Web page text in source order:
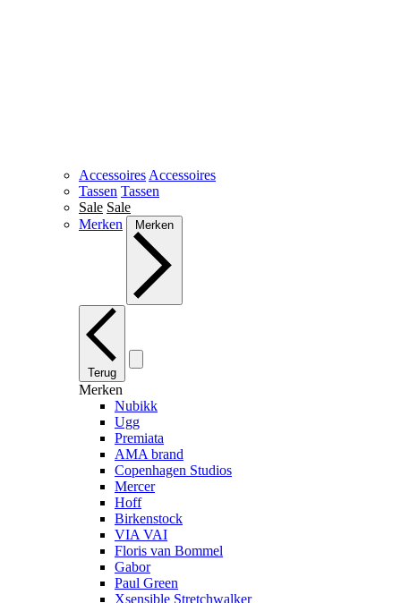
Accessoires Accessoires
Tassen Tassen
Sale Sale
Merken
Merken
Terug
Merken
Nubikk
Ugg
Premiata
AMA brand
Copenhagen Studios
Mercer
Hoff
Birkenstock
VIA VAI
Floris van Bommel
Gabor
Paul Green
Xsensible Stretchwalker